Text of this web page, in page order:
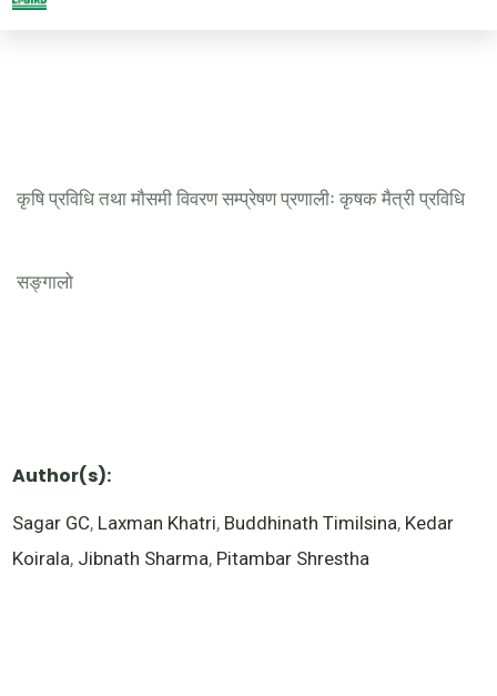
कृषि प्रविधि तथा माैसमी विवरण सम्प्रेषण प्रणालीः कृषक मैत्री प्रविधि
सङ्गालो
Author(s):
Sagar GC, Laxman Khatri, Buddhinath Timilsina, Kedar
Koirala, Jibnath Sharma, Pitambar Shrestha